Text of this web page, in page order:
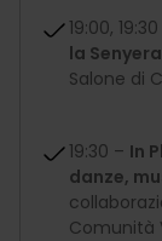
19:00,
la Senyera
Salone di
19:30 – In
danze,
Comunità